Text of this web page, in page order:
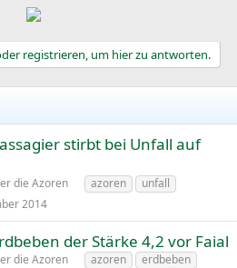
registrieren, um hier zu antworten.
stirbt bei Unfall auf
die Azoren azoren
unfall
2014
der Stärke 4,2 vor Faial
die Azoren azoren
erdbeben